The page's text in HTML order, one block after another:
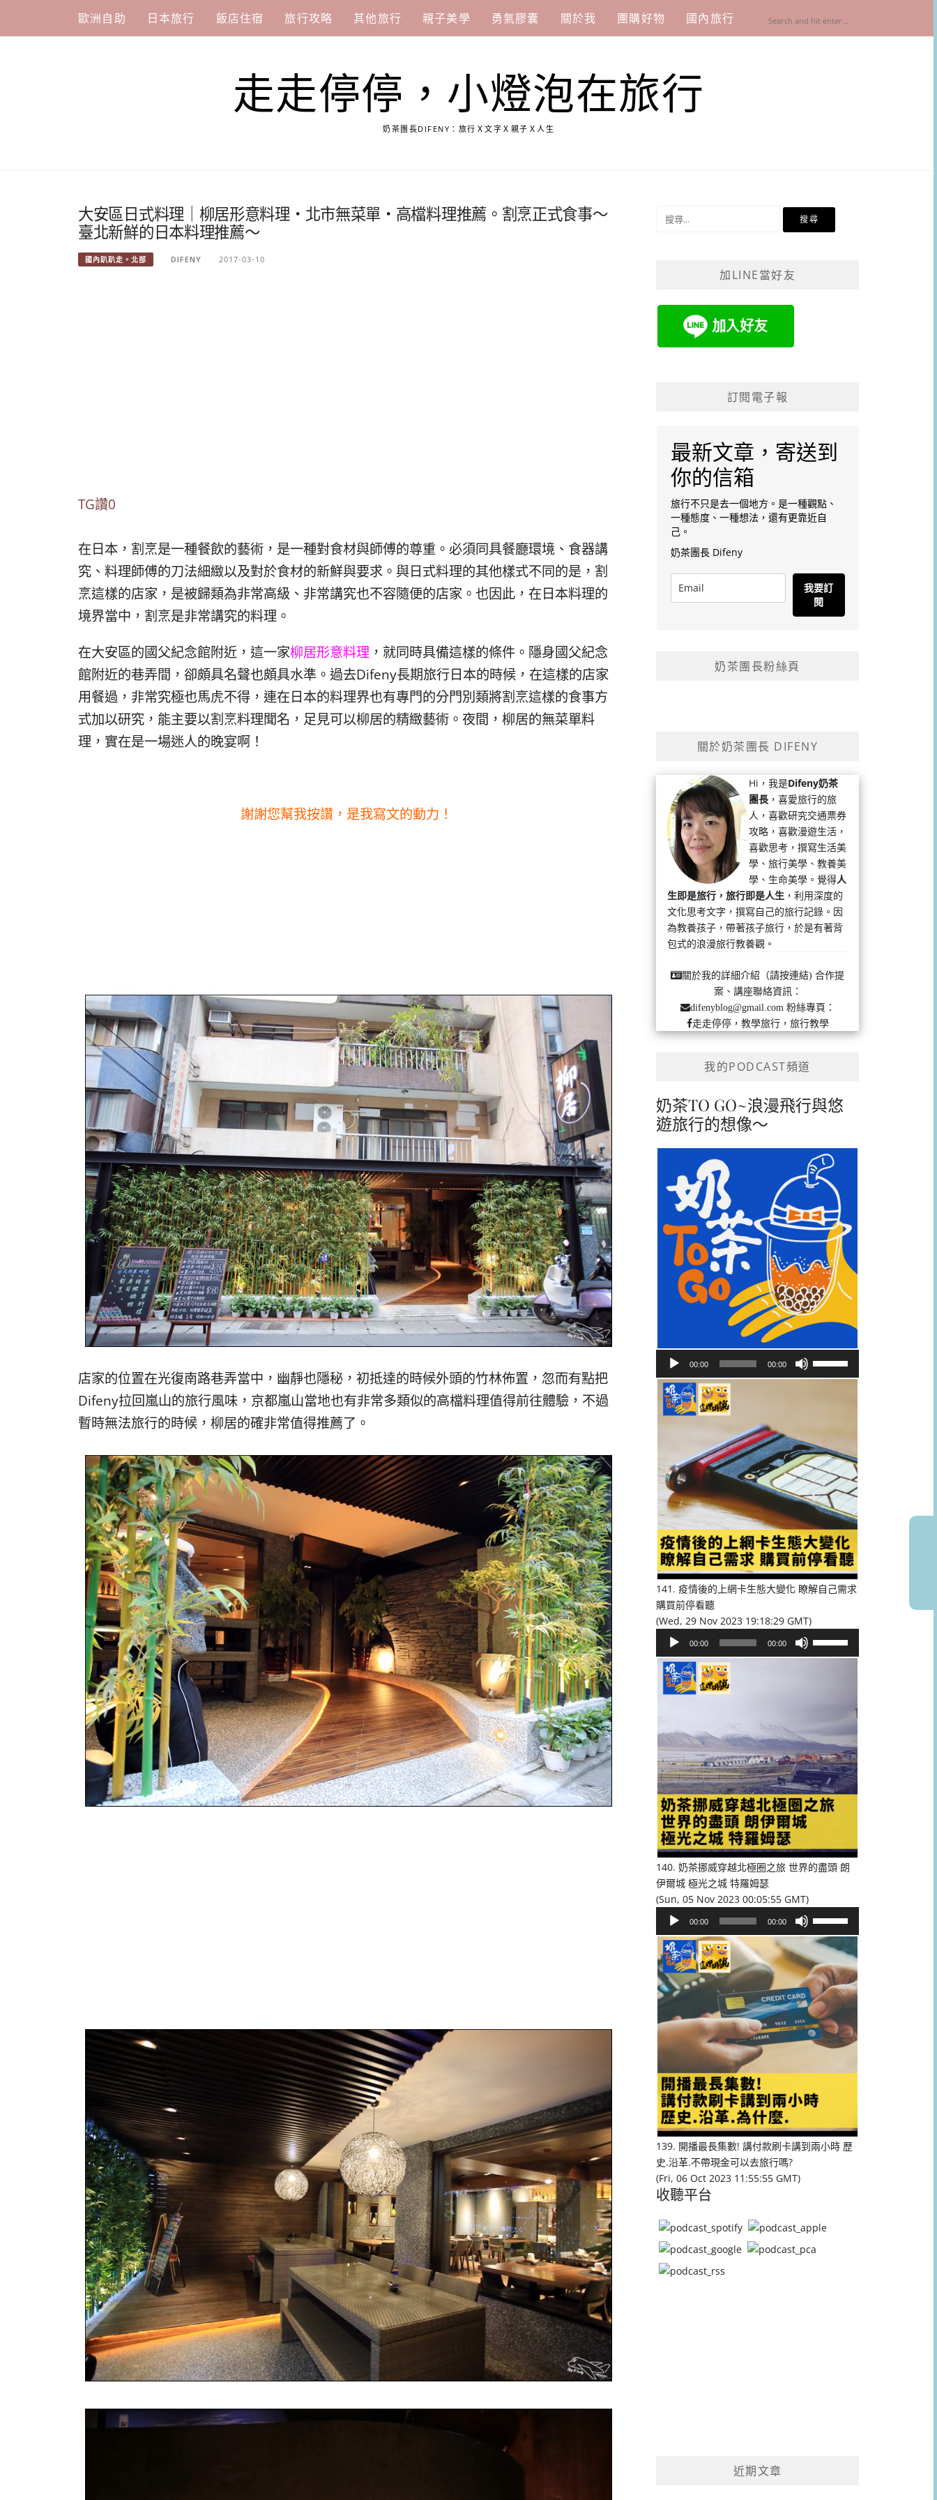
content
歐洲自助 日本旅行 飯店住宿 旅行攻略 其他旅行 親子美學 勇氣膠囊 關於我 團購好物 國內旅行
走走停停，小燈泡在旅行
奶茶團長DIFENY：旅行Ｘ文字Ｘ親子Ｘ人生
大安區日式料理｜柳居形意料理・北市無菜單‧高檔料理推薦。割烹正式食事～
臺北新鮮的日本料理推薦～
國內趴趴走。北部 DIFENY 2017-03-10
TG讚0
在日本，割烹是一種餐飲的藝術，是一種對食材與師傅的尊重。必須同具餐廳環境、食器講
究、料理師傅的刀法細緻以及對於食材的新鮮與要求。與日式料理的其他樣式不同的是，割
烹這樣的店家，是被歸類為非常高級、非常講究也不容隨便的店家。也因此，在日本料理的
境界當中，割烹是非常講究的料理。
在大安區的國父紀念館附近，這一家柳居形意料理 ，就同時具備這樣的條件。隱身國父紀念
館附近的巷弄間，卻頗具名聲也頗具水準。過去Difeny長期旅行日本的時候，在這樣的店家
用餐過，非常究極也馬虎不得，連在日本的料理界也有專門的分門別類將割烹這樣的食事方
式加以研究，能主要以割烹料理聞名，足見可以柳居的精緻藝術。夜間，柳居的無菜單料
理，實在是一場迷人的晚宴啊！
謝謝您幫我按讚，是我寫文的動力！
店家的位置在光復南路巷弄當中，幽靜也隱秘，初抵達的時候外頭的竹林佈置，忽而有點把
Difeny拉回嵐山的旅行風味，京都嵐山當地也有非常多類似的高檔料理值得前往體驗，不過
暫時無法旅行的時候，柳居的確非常值得推薦了。
加LINE當好友
訂閱電子報
最新文章，寄送到
你的信箱
旅行不只是去一個地方。是一種觀點、
一種態度、一種想法，還有更靠近自
己。
奶茶團長 Difeny
我要訂
閱
奶茶團長粉絲頁
關於奶茶團長 DIFENY
Hi，我是Difeny奶茶
團長 ，喜愛旅行的旅
人，喜歡研究交通票券
攻略，喜歡漫遊生活，
喜歡思考，撰寫生活美
學、旅行美學、教養美
學、生命美學。覺得人
生即是旅行，旅行即是人生 ，利用深度的
文化思考文字，撰寫自己的旅行記錄。因
為教養孩子，帶著孩子旅行，於是有著背
包式的浪漫旅行教養觀。
關於我的詳細介紹（請按連結) 合作提
案、講座聯絡資訊：
difenyblog@gmail.com粉絲專頁：
走走停停，教學旅行，旅行教學
我的PODCAST頻道
奶茶TO GO~浪漫飛行與悠
遊旅行的想像～
播
放
00:00 00:00
鍵
以
提
高
或
降
低
音
量。
141. 疫情後的上網卡生態大變化 瞭解自己需求
購買前停看聽
(Wed, 29 Nov 2023 19:18:29 GMT)
播
放
00:00 00:00
以
提
高
或
降
量。
140. 奶茶挪威穿越北極圈之旅 世界的盡頭 朗
伊爾城 極光之城 特羅姆瑟
(Sun, 05 Nov 2023 00:05:55 GMT)
播
放
器
00:00 00:00
向
上/
向
下
鍵
以
提
或
降
低
量。
139. 開播最長集數! 講付款刷卡講到兩小時 歷
史.沿革.不帶現金可以去旅行嗎?
(Fri, 06 Oct 2023 11:55:55 GMT)
收聽平台
近期文章